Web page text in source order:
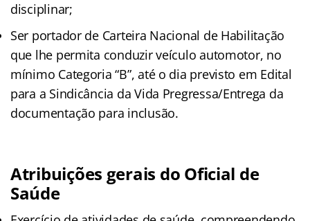
disciplinar;
Ser portador de Carteira Nacional de Habilitação
que lhe permita conduzir veículo automotor, no
mínimo Categoria “B”, até o dia previsto em Edital
para a Sindicância da Vida Pregressa/Entrega da
documentação para inclusão.
Atribuições gerais do Oficial de
Saúde